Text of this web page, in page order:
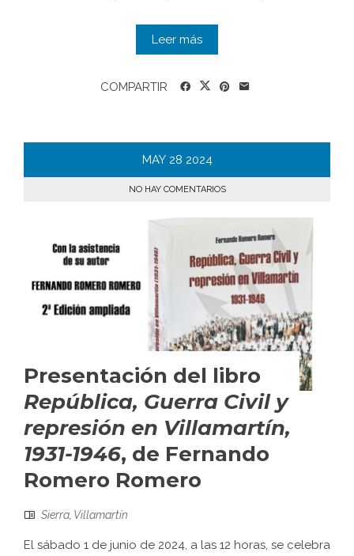
Leer más
COMPARTIR
MAY 28 2024
NO HAY COMENTARIOS
Presentación del libro
República, Guerra Civil y
represión en Villamartín,
1931-1946, de Fernando
Romero Romero
Sierra Villamartín
El sábado 1 de junio de 2024, a las 12 horas, se celebra